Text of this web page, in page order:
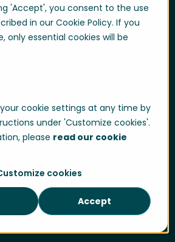
'Accept', you consent to the use
in our Cookie Policy. If you
only essential cookies will be
cookie settings at any time by
under 'Customize cookies'.
please read our cookie
cookies
Accept